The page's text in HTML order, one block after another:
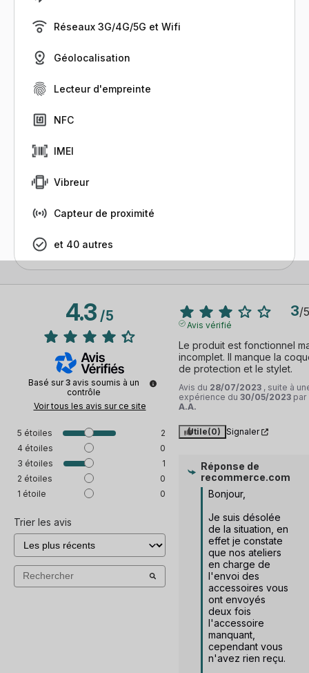
Réseaux 3G/4G/5G et Wifi
Géolocalisation
Lecteur d'empreinte
NFC
IMEI
Vibreur
Capteur de proximité
et 40 autres
4.3/5
Basé sur3 avis soumis à un
contrôle
Voir tous les avis sur ce site
5 étoiles
2
4 étoiles
0
3 étoiles
1
2 étoiles
0
1 étoile 0
Trier les avis
3/5
Avis vérifié
Le produit est fonctionnel
incomplet. Il manque la
de protection et le stylet.
Avis du 28/07/2023 , suite à
expérience du 30/05/2023 par
A.A.
Utile(0) Signaler
Réponse de
recommerce.com
Bonjour,
Je suis désolée
de la situation, en
effet je constate
que nos ateliers
en charge de
l'envoi des
accessoires vous
ont envoyés
deux fois
l'accessoire
manquant,
cependant vous
n'avez rien reçu.